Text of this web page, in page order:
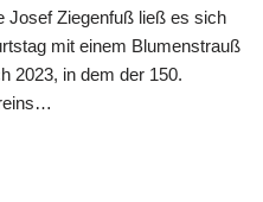
Josef Ziegenfuß ließ es sich
mit einem Blumenstrauß
2023, in dem der 150.